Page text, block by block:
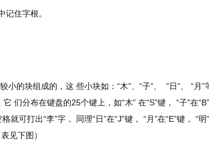
住字根。
的块组成的，这 些小块如：“木”、“子”、 “日”、 “月”
们分布在键盘的25个键上，如“木” 在“S”键， “子”在“B”
可打出“李”字， 同理“日”在“J”键， “月”在“E”键， “明
见下图）